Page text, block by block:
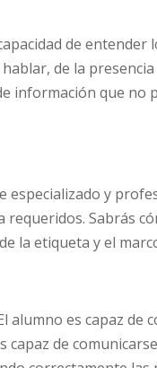
de
de la
información que no
especializado y
Sabrás
la etiqueta y el
alumno es capaz de
de